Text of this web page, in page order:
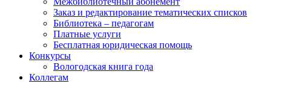
Заказ и редактирование тематических списков
Библиотека – педагогам
Платные услуги
Бесплатная юридическая помощь
Конкурсы
Вологодская книга года
Коллегам